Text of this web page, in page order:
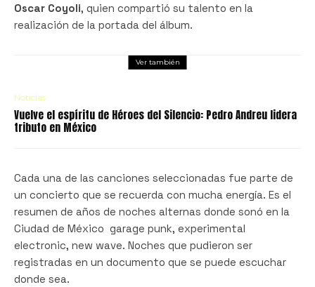
Oscar Coyoli, quien compartió su talento en la
realización de la portada del álbum.
Ver también
Noticias
Vuelve el espíritu de Héroes del Silencio: Pedro Andreu lidera
tributo en México
Cada una de las canciones seleccionadas fue parte de
un concierto que se recuerda con mucha energía. Es el
resumen de años de noches alternas donde sonó en la
Ciudad de México garage punk, experimental
electronic, new wave. Noches que pudieron ser
registradas en un documento que se puede escuchar
donde sea.